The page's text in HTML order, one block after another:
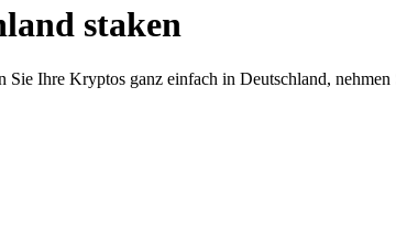
staken
Ihre Kryptos ganz einfach in Deutschland,